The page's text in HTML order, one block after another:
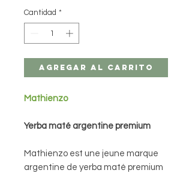
Cantidad *
Agregar al carrito
Mathienzo
Yerba maté argentine premium
Mathienzo est une jeune marque
argentine de yerba maté premium